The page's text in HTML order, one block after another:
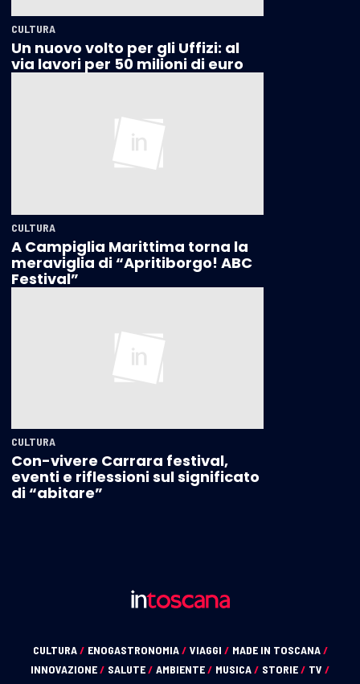
CULTURA
Un nuovo volto per gli Uffizi: al
via lavori per 50 milioni di euro
CULTURA
A Campiglia Marittima torna la
meraviglia di “Apritiborgo! ABC
Festival”
CULTURA
Con-vivere Carrara festival,
eventi e riflessioni sul significato
di “abitare”
CULTURA/ ENOGASTRONOMIA/ VIAGGI / MADE IN TOSCANA/
INNOVAZIONE/ SALUTE/ AMBIENTE/ MUSICA/ STORIE/ TV /